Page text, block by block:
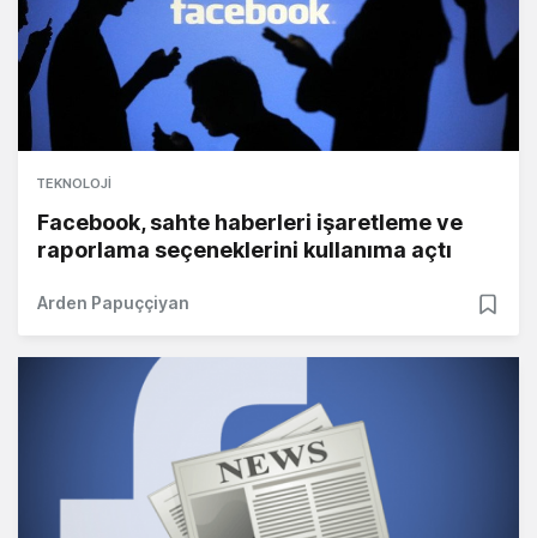
TEKNOLOJI
Facebook, sahte haberleri işaretleme ve
raporlama seçeneklerini kullanıma açtı
Arden Papuççiyan